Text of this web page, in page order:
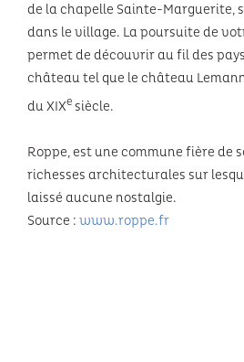
de la chapelle Sainte-Marguerite,
dans le village. La poursuite de
permet de découvrir au fil des
château tel que le château
du XIXe siècle.
Roppe, est une commune fière de
richesses architecturales sur
laissé aucune nostalgie.
Source : www.roppe.fr